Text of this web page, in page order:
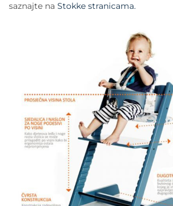
saznajte na Stokke stranicama.